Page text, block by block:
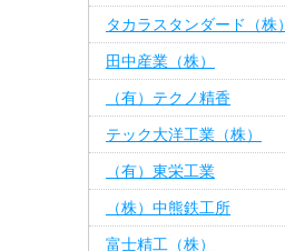
タカラスタンダード（株）
田中産業（株）
（有）テクノ精香
テック大洋工業（株）
（有）東栄工業
（株）中熊鉄工所
富士精工（株）